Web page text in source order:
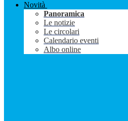
Novità
Panoramica
Le notizie
Le circolari
Calendario eventi
Albo online